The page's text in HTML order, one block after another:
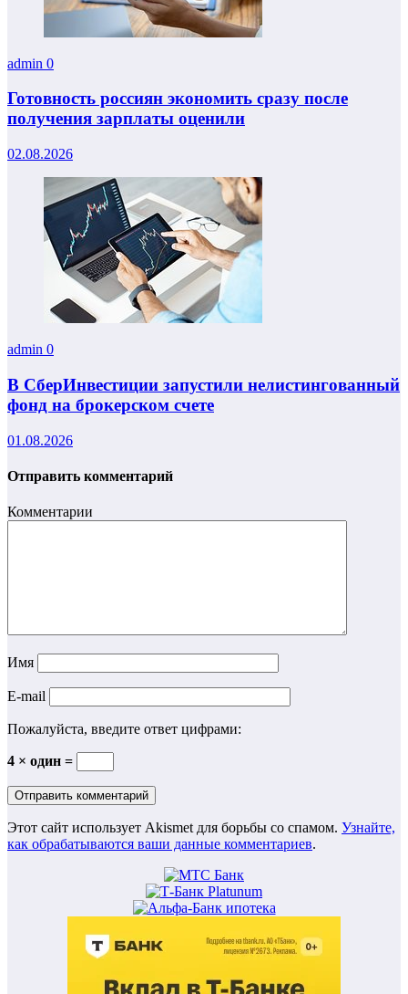
admin 0
Готовность россиян экономить сразу после
получения зарплаты оценили
02.08.2026
admin 0
В СберИнвестиции запустили нелистингованный
фонд на брокерском счете
01.08.2026
Отправить комментарий
Комментарии
Имя
E-mail
Пожалуйста, введите ответ цифрами:
4 × один =
Этот сайт использует Akismet для борьбы со спамом. Узнайте,
как обрабатываются ваши данные комментариев.